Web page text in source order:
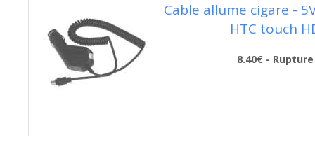
Cable allume cigare -
HTC touch
8.40€ - Rupture